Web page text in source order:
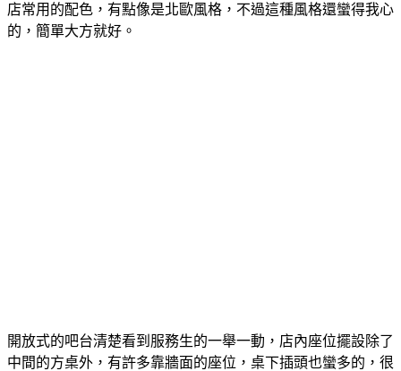
店常用的配色，有點像是北歐風格，不過這種風格還蠻得我心
的，簡單大方就好。
開放式的吧台清楚看到服務生的一舉一動，店內座位擺設除了
中間的方桌外，有許多靠牆面的座位，桌下插頭也蠻多的，很